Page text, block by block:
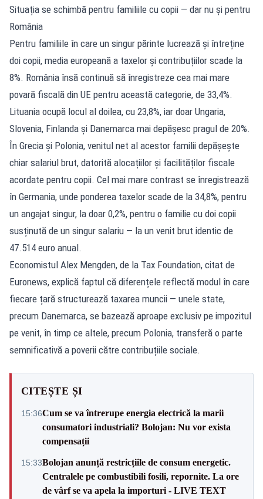
Situația se schimbă pentru familiile cu copii — dar nu și pentru
România
Pentru familiile în care un singur părinte lucrează și întreține
doi copii, media europeană a taxelor și contribuțiilor scade la
8%. România însă continuă să înregistreze cea mai mare
povară fiscală din UE pentru această categorie, de 33,4%.
Lituania ocupă locul al doilea, cu 23,8%, iar doar Ungaria,
Slovenia, Finlanda și Danemarca mai depășesc pragul de 20%.
În Grecia și Polonia, venitul net al acestor familii depășește
chiar salariul brut, datorită alocațiilor și facilităților fiscale
acordate pentru copii. Cel mai mare contrast se înregistrează
în Germania, unde ponderea taxelor scade de la 34,8%, pentru
un angajat singur, la doar 0,2%, pentru o familie cu doi copii
susținută de un singur salariu — la un venit brut identic de
47.514 euro anual.
Economistul Alex Mengden, de la Tax Foundation, citat de
Euronews, explică faptul că diferențele reflectă modul în care
fiecare țară structurează taxarea muncii — unele state,
precum Danemarca, se bazează aproape exclusiv pe impozitul
pe venit, în timp ce altele, precum Polonia, transferă o parte
semnificativă a poverii către contribuțiile sociale.
CITEȘTE ȘI
15:36Cum se va întrerupe energia electrică la marii
consumatori industriali? Bolojan: Nu vor exista
compensații
15:33Bolojan anunță restricțiile de consum energetic.
Centralele pe combustibili fosili, repornite. La ore
de vârf se va apela la importuri - LIVE TEXT